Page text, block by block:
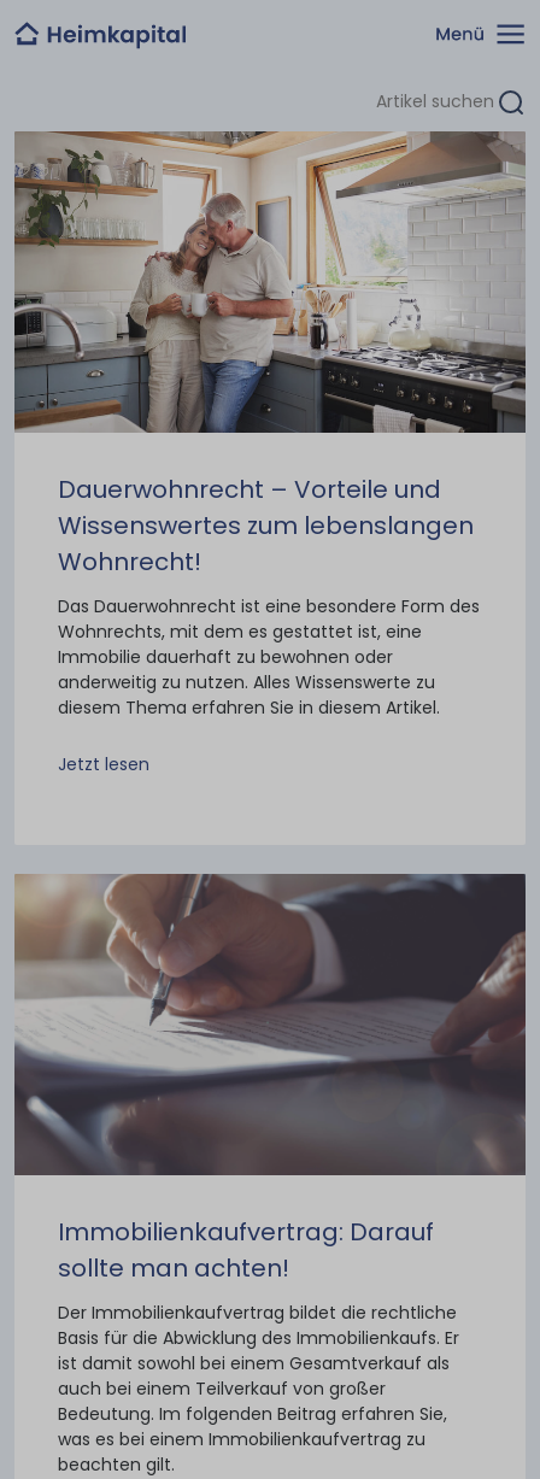
Dauerwohnrecht – Vorteile und
Wissenswertes zum lebenslangen
Wohnrecht!
Das Dauerwohnrecht ist eine besondere Form des
Wohnrechts, mit dem es gestattet ist, eine
Immobilie dauerhaft zu bewohnen oder
anderweitig zu nutzen. Alles Wissenswerte zu
diesem Thema erfahren Sie in diesem Artikel.
Jetzt lesen
Immobilienkaufvertrag: Darauf
sollte man achten!
Der Immobilienkaufvertrag bildet die rechtliche
Basis für die Abwicklung des Immobilienkaufs. Er
ist damit sowohl bei einem Gesamtverkauf als
auch bei einem Teilverkauf von großer
Bedeutung. Im folgenden Beitrag erfahren Sie,
was es bei einem Immobilienkaufvertrag zu
beachten gilt.